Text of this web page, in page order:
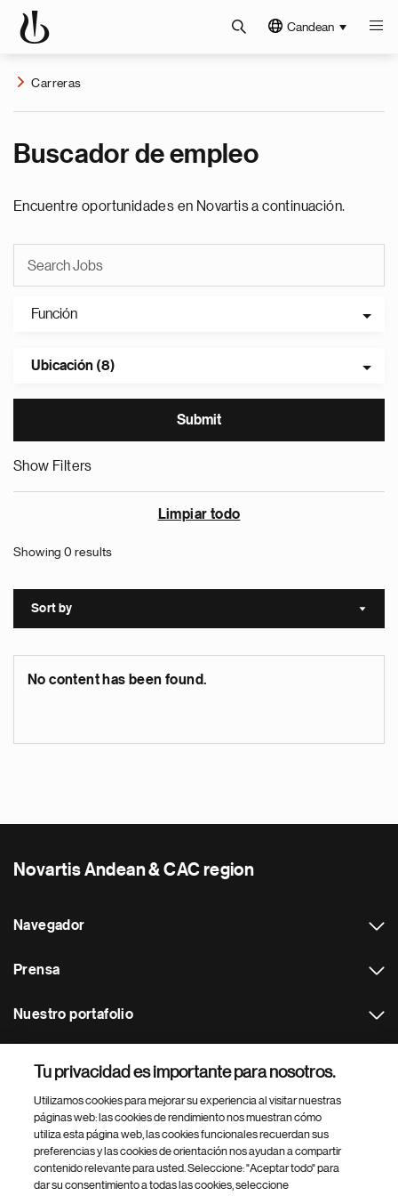
Candean
Carreras
Buscador de empleo
Encuentre oportunidades en Novartis a continuación.
Función
Ubicación (8)
Show Filters
Limpiar todo
Showing 0 results
Sort by Sort
No content has been found.
Novartis Andean & CAC region
Navegador
Prensa
Nuestro portafolio
Footer Site Search
Tu privacidad es importante para nosotros.
Utilizamos cookies para mejorar su experiencia al visitar nuestras
páginas web: las cookies de rendimiento nos muestran cómo
utiliza esta página web, las cookies funcionales recuerdan sus
preferencias y las cookies de orientación nos ayudan a compartir
contenido relevante para usted. Seleccione: "Aceptar todo" para
dar su consentimiento a todas las cookies, seleccione